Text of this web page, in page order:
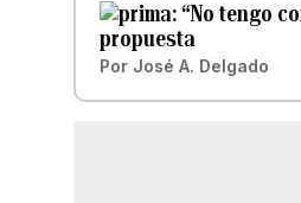
“No tengo
propuesta
Por José A. Delgado